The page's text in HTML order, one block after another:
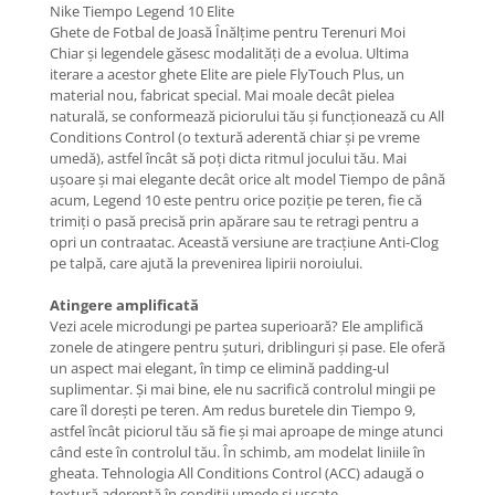
Nike Tiempo Legend 10 Elite
Ghete de Fotbal de Joasă Înălțime pentru Terenuri Moi
Chiar și legendele găsesc modalități de a evolua. Ultima
iterare a acestor ghete Elite are piele FlyTouch Plus, un
material nou, fabricat special. Mai moale decât pielea
naturală, se conformează piciorului tău și funcționează cu All
Conditions Control (o textură aderentă chiar și pe vreme
umedă), astfel încât să poți dicta ritmul jocului tău. Mai
ușoare și mai elegante decât orice alt model Tiempo de până
acum, Legend 10 este pentru orice poziție pe teren, fie că
trimiți o pasă precisă prin apărare sau te retragi pentru a
opri un contraatac. Această versiune are tracțiune Anti-Clog
pe talpă, care ajută la prevenirea lipirii noroiului.
Atingere amplificată
Vezi acele microdungi pe partea superioară? Ele amplifică
zonele de atingere pentru șuturi, driblinguri și pase. Ele oferă
un aspect mai elegant, în timp ce elimină padding-ul
suplimentar. Și mai bine, ele nu sacrifică controlul mingii pe
care îl dorești pe teren. Am redus buretele din Tiempo 9,
astfel încât piciorul tău să fie și mai aproape de minge atunci
când este în controlul tău. În schimb, am modelat liniile în
gheata. Tehnologia All Conditions Control (ACC) adaugă o